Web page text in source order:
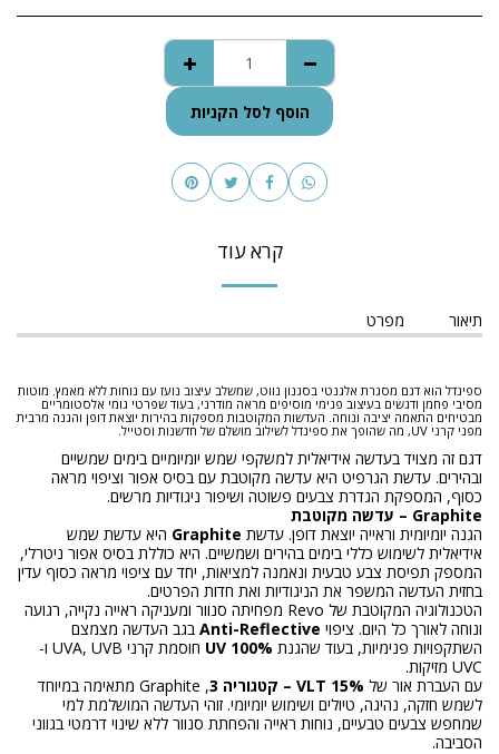
הוסף לסל הקניות
קרא עוד
תיאור מפרט
ספינדל הוא דגם מסגרת אלגנטי בסגנון נווט, שמשלב עיצוב נועז עם נוחות ללא מאמץ. מוטות
מסיבי פחמן ודגשים בעיצוב פנימי מוסיפים מראה מודרני, בעוד שפרטי גומי אלסטומריים
מבטיחים התאמה יציבה ונוחה. העדשות המקוטבות מספקות בהירות יוצאת דופן והגנה מרבית
מפני קרני UV, מה שהופך את ספינדל לשילוב מושלם של חדשנות וסטייל.
דגם זה מצויד בעדשה אידיאלית למשקפי שמש יומיומיים בימים שמשיים
ובהירים. עדשת הגרפיט היא עדשה מקוטבת עם בסיס אפור וציפוי מראה
כסוף, המספקת הגדרת צבעים פשוטה ושיפור ניגודיות מרשים.
Graphite – עדשה מקוטבת
הגנה יומיומית וראייה יוצאת דופן. עדשת Graphite היא עדשת שמש
אידיאלית לשימוש כללי בימים בהירים ושמשיים. היא כוללת בסיס אפור ניטרלי,
המספק תפיסת צבע טבעית ונאמנה למציאות, יחד עם ציפוי מראה כסוף עדין
בחזית העדשה המשפר את הניגודיות ואת חדות הפרטים.
הטכנולוגיה המקוטבת של Revo מפחיתה סנוור ומעניקה ראייה נקייה, רגועה
ונוחה לאורך כל היום. ציפוי Anti-Reflective בגב העדשה מצמצם
השתקפויות פנימיות, בעוד שהגנת 100% UV
חוסמת קרני UVA, UVB ו-
UVC מזיקות.
עם העברת אור של 15% VLT – קטגוריה 3
, Graphite מתאימה במיוחד
לשמש חזקה, נהיגה, טיולים ושימוש יומיומי. זוהי העדשה המושלמת למי
שמחפש צבעים טבעיים, נוחות ראייה והפחתת סנוור ללא שינוי דרמטי בגווני
הסביבה.